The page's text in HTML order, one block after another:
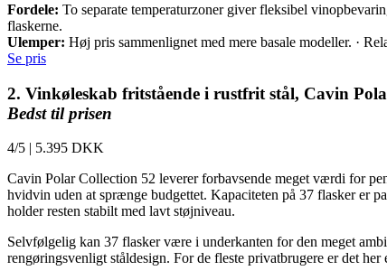
Fordele: To separate temperaturzoner giver fleksibel
flaskerne.
Ulemper: Høj pris sammenlignet med mere basale modeller. ·
Se pris
2. Vinkøleskab fritstående i rustfrit stål, Cavin
Bedst til prisen
4/5 | 5.395 DKK
Cavin Polar Collection 52 leverer forbavsende meget værdi for
hvidvin uden at sprænge budgettet. Kapaciteten på 37 flasker er
holder resten stabilt med lavt støjniveau.
Selvfølgelig kan 37 flasker være i underkanten for den meget
rengøringsvenligt ståldesign. For de fleste privatbrugere er det